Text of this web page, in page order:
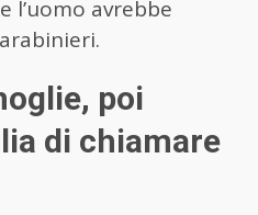
l’uomo avrebbe
poi
di chiamare